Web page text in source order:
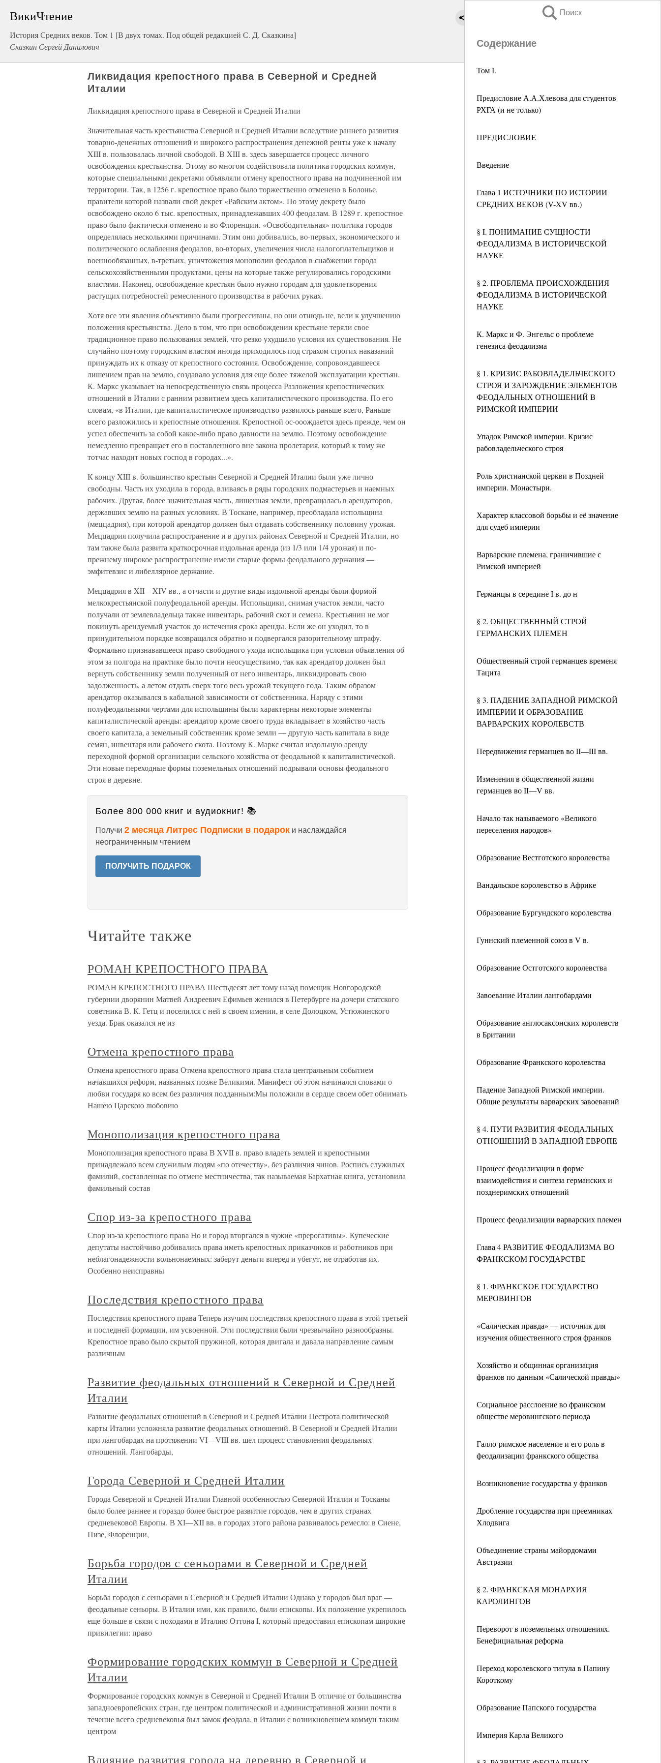
ВикиЧтение
История Средних веков. Том 1 [В двух томах. Под общей редакцией С. Д. Сказкина]
Сказкин Сергей Данилович
Поиск
Содержание
Том I.
Предисловие А.А.Хлевова для студентов
РХГА (и не только)
ПРЕДИСЛОВИЕ
Введение
Глава 1 ИСТОЧНИКИ ПО ИСТОРИИ
СРЕДНИХ ВЕКОВ (V-XV вв.)
§ I. ПОНИМАНИЕ СУЩНОСТИ
ФЕОДАЛИЗМА В ИСТОРИЧЕСКОЙ
НАУКЕ
§ 2. ПРОБЛЕМА ПРОИСХОЖДЕНИЯ
ФЕОДАЛИЗМА В ИСТОРИЧЕСКОЙ
НАУКЕ
К. Маркс и Ф. Энгельс о проблеме
генезиса феодализма
§ 1. КРИЗИС РАБОВЛАДЕЛЬЧЕСКОГО
СТРОЯ И ЗАРОЖДЕНИЕ ЭЛЕМЕНТОВ
ФЕОДАЛЬНЫХ ОТНОШЕНИЙ В
РИМСКОЙ ИМПЕРИИ
Упадок Римской империи. Кризис
рабовладельческого строя
Роль христианской церкви в Поздней
империи. Монастыри.
Характер классовой борьбы и её значение
для судеб империи
Варварские племена, граничившие с
Римской империей
Германцы в середине I в. до н
§ 2. ОБЩЕСТВЕННЫЙ СТРОЙ
ГЕРМАНСКИХ ПЛЕМЕН
Общественный строй германцев временя
Тацита
§ 3. ПАДЕНИЕ ЗАПАДНОЙ РИМСКОЙ
ИМПЕРИИ И ОБРАЗОВАНИЕ
ВАРВАРСКИХ КОРОЛЕВСТВ
Передвижения германцев во II—III вв.
Изменения в общественной жизни
германцев во II—V вв.
Начало так называемого «Великого
переселения народов»
Образование Вестготского королевства
Вандальское королевство в Африке
Образование Бургундского королевства
Гуннский племенной союз в V в.
Образование Остготского королевства
Завоевание Италии лангобардами
Образование англосаксонских королевств
в Британии
Образование Франкского королевства
Падение Западной Римской империи.
Общие результаты варварских завоеваний
§ 4. ПУТИ РАЗВИТИЯ ФЕОДАЛЬНЫХ
ОТНОШЕНИЙ В ЗАПАДНОЙ ЕВРОПЕ
Процесс феодализации в форме
взаимодействия и синтеза германских и
позднеримских отношений
Процесс феодализации варварских племен
Глава 4 РАЗВИТИЕ ФЕОДАЛИЗМА ВО
ФРАНКСКОМ ГОСУДАРСТВЕ
§ 1. ФРАНКСКОЕ ГОСУДАРСТВО
МЕРОВИНГОВ
«Салическая правда» — источник для
изучения общественного строя франков
Хозяйство и общинная организация
франков по данным «Салической правды»
Социальное расслоение во франкском
обществе меровингского периода
Галло-римское население и его роль в
феодализации франкского общества
Возникновение государства у франков
Дробление государства при преемниках
Хлодвига
Объединение страны майордомами
Австразии
§ 2. ФРАНКСКАЯ МОНАРХИЯ
КАРОЛИНГОВ
Переворот в поземельных отношениях.
Бенефициальная реформа
Переход королевского титула в Папину
Короткому
Образование Папского государства
Империя Карла Великого
Ликвидация крепостного права в Северной и Средней
Италии
Ликвидация крепостного права в Северной и Средней Италии
Значительная часть крестьянства Северной и Средней Италии вследствие раннего развития
товарно-денежных отношений и широкого распространения денежной ренты уже к началу
XIII в. пользовалась личной свободой. В XIII в. здесь завершается процесс личного
освобождения крестьянства. Этому во многом содействовала политика городских коммун,
которые специальными декретами объявляли отмену крепостного права на подчиненной им
территории. Так, в 1256 г. крепостное право было торжественно отменено в Болонье,
правители которой назвали свой декрет «Райским актом». По этому декрету было
освобождено около 6 тыс. крепостных, принадлежавших 400 феодалам. В 1289 г. крепостное
право было фактически отменено и во Флоренции. «Освободительная» политика городов
определялась несколькими причинами. Этим они добивались, во-первых, экономического и
политического ослабления феодалов, во-вторых, увеличения числа налогоплательщиков и
военнообязанных, в-третьих, уничтожения монополии феодалов в снабжении города
сельскохозяйственными продуктами, цены на которые также регулировались городскими
властями. Наконец, освобождение крестьян было нужно городам для удовлетворения
растущих потребностей ремесленного производства в рабочих руках.
Хотя все эти явления объективно были прогрессивны, но они отнюдь не, вели к улучшению
положения крестьянства. Дело в том, что при освобождении крестьяне теряли свое
традиционное право пользования землей, что резко ухудшало условия их существования. Не
случайно поэтому городским властям иногда приходилось под страхом строгих наказаний
принуждать их к отказу от крепостного состояния. Освобождение, сопровождавшееся
лишением прав на землю, создавало условия для еще более тяжелой эксплуатации крестьян.
К. Маркс указывает на непосредственную связь процесса Разложения крепостнических
отношений в Италии с ранним развитием здесь капиталистического производства. По его
словам, «в Италии, где капиталистическое производство развилось раньше всего, Раньше
всего разложились и крепостные отношения. Крепостной ос-ооождается здесь прежде, чем он
успел обеспечить за собой какое-либо право давности на землю. Поэтому освобождение
немедленно превращает его в поставленного вне закона пролетария, который к тому же
тотчас находит новых господ в городах...».
К концу XIII в. большинство крестьян Северной и Средней Италии были уже лично
свободны. Часть их уходила в города, вливаясь в ряды городских подмастерьев и наемных
рабочих. Другая, более значительная часть, лишенная земли, превращалась в арендаторов,
державших землю на разных условиях. В Тоскане, например, преобладала испольщина
(меццадрия), при которой арендатор должен был отдавать собственнику половину урожая.
Меццадрия получила распространение и в других районах Северной и Средней Италии, но
там также была развита краткосрочная издольная аренда (из 1/3 или 1/4 урожая) и по-
прежнему широкое распространение имели старые формы феодального держания —
эмфитевзис и либеллярное держание.
Меццадрия в XII—XIV вв., а отчасти и другие виды издольной аренды были формой
мелкокрестьянской полуфеодальной аренды. Испольщики, снимая участок земли, часто
получали от землевладельца также инвентарь, рабочий скот и семена. Крестьянин не мог
покинуть арендуемый участок до истечения срока аренды. Если же он уходил, то в
принудительном порядке возвращался обратно и подвергался разорительному штрафу.
Формально признававшееся право свободного ухода испольщика при условии объявления об
этом за полгода на практике было почти неосуществимо, так как арендатор должен был
вернуть собственнику земли полученный от него инвентарь, ликвидировать свою
задолженность, а летом отдать сверх того весь урожай текущего года. Таким образом
арендатор оказывался в кабальной зависимости от собственника. Наряду с этими
полуфеодальными чертами для испольщины были характерны некоторые элементы
капиталистической аренды: арендатор кроме своего труда вкладывает в хозяйство часть
своего капитала, а земельный собственник кроме земли — другую часть капитала в виде
семян, инвентаря или рабочего скота. Поэтому К. Маркс считал издольную аренду
переходной формой организации сельского хозяйства от феодальной к капиталистической.
Эти новые переходные формы поземельных отношений подрывали основы феодального
строя в деревне.
Более 800 000 книг и аудиокниг! 📚
Получи 2 месяца Литрес Подписки в подарок и наслаждайся
неограниченным чтением
ПОЛУЧИТЬ ПОДАРОК
Читайте также
РОМАН КРЕПОСТНОГО ПРАВА
РОМАН КРЕПОСТНОГО ПРАВА Шестьдесят лет тому назад помещик Новгородской
губернии дворянин Матвей Андреевич Ефимьев женился в Петербурге на дочери статского
советника В. К. Гетц и поселился с ней в своем имении, в селе Долоцком, Устюжинского
уезда. Брак оказался не из
Отмена крепостного права
Отмена крепостного права Отмена крепостного права стала центральным событием
начавшихся реформ, названных позже Великими. Манифест об этом начинался словами о
любви государя ко всем без различия подданным:Мы положили в сердце своем обет обнимать
Нашею Царскою любовию
Монополизация крепостного права
Монополизация крепостного права В XVII в. право владеть землей и крепостными
принадлежало всем служилым людям «по отечеству», без различия чинов. Роспись служилых
фамилий, составленная по отмене местничества, так называемая Бархатная книга, установила
фамильный состав
Спор из-за крепостного права
Спор из-за крепостного права Но и город вторгался в чужие «прерогативы». Купеческие
депутаты настойчиво добивались права иметь крепостных приказчиков и работников при
неблагонадежности вольнонаемных: заберут деньги вперед и убегут, не отработав их.
Особенно неисправны
Последствия крепостного права
Последствия крепостного права Теперь изучим последствия крепостного права в этой третьей
и последней формации, им усвоенной. Эти последствия были чрезвычайно разнообразны.
Крепостное право было скрытой пружиной, которая двигала и давала направление самым
различным
Развитие феодальных отношений в Северной и Средней
Италии
Развитие феодальных отношений в Северной и Средней Италии Пестрота политической
карты Италии усложняла развитие феодальных отношений. В Северной и Средней Италии
при лангобардах на протяжении VI—VIII вв. шел процесс становления феодальных
отношений. Лангобарды,
Города Северной и Средней Италии
Города Северной и Средней Италии Главной особенностью Северной Италии и Тосканы
было более раннее и гораздо более быстрое развитие городов, чем в других странах
средневековой Европы. В XI—XII вв. в городах этого района развивалось ремесло: в Сиене,
Пизе, Флоренции,
Борьба городов с сеньорами в Северной и Средней
Италии
Борьба городов с сеньорами в Северной и Средней Италии Однако у городов был враг —
феодальные сеньоры. В Италии ими, как правило, были епископы. Их положение укрепилось
еще больше в связи с походами в Италию Оттона I, который предоставил епископам широкие
привилегии: право
Формирование городских коммун в Северной и Средней
Италии
Формирование городских коммун в Северной и Средней Италии В отличие от большинства
западноевропейских стран, где центром политической и административной жизни почти в
течение всего средневековья был замок феодала, в Италии с возникновением коммун таким
центром
Влияние развития города на деревню в Северной и